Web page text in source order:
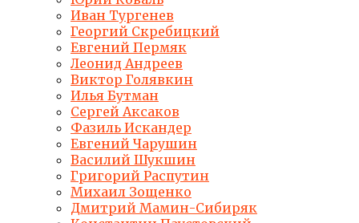
Иван Тургенев
Георгий Скребицкий
Евгений Пермяк
Леонид Андреев
Виктор Голявкин
Илья Бутман
Сергей Аксаков
Фазиль Искандер
Евгений Чарушин
Василий Шукшин
Григорий Распутин
Михаил Зощенко
Дмитрий Мамин-Сибиряк